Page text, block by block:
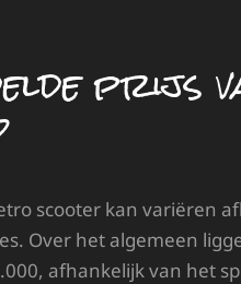
prijs
scooter kan variëren
Over het algemeen
afhankelijk van het